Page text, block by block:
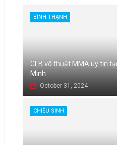
BÌNH THẠNH
CLB võ thuật MMA uy tín
Minh
October 31, 2024
CHIÊU SINH